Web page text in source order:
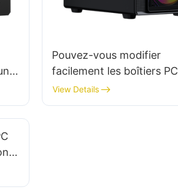
Pouvez-vous modifier
facilement les boîtiers PC
standard ?
View Details